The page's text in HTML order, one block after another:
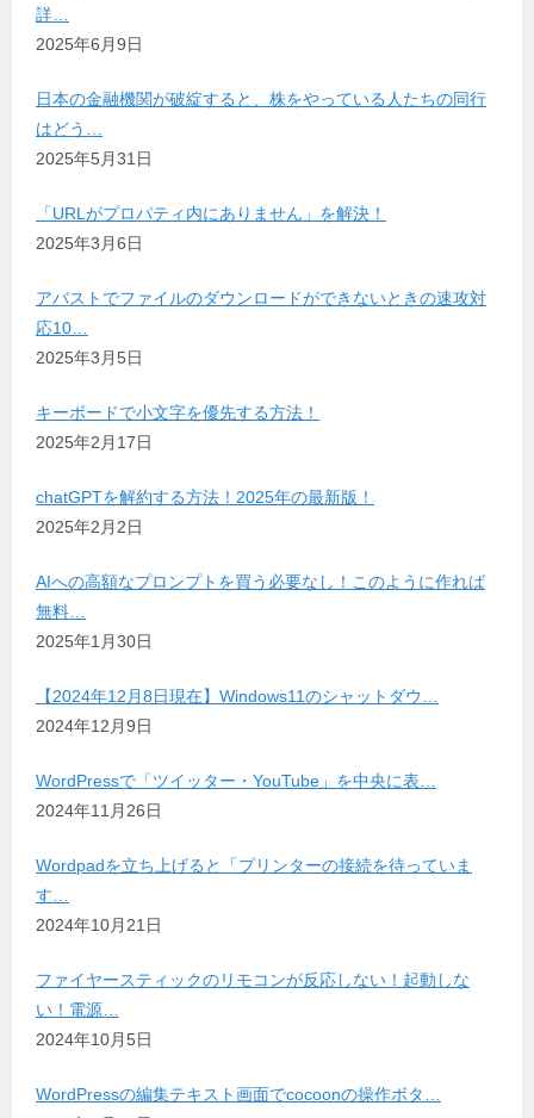
詳…
2025年6月9日
日本の金融機関が破綻すると、株をやっている人たちの同行
はどう…
2025年5月31日
「URLがプロパティ内にありません」を解決！
2025年3月6日
アバストでファイルのダウンロードができないときの速攻対
応10…
2025年3月5日
キーボードで小文字を優先する方法！
2025年2月17日
chatGPTを解約する方法！2025年の最新版！
2025年2月2日
AIへの高額なプロンプトを買う必要なし！このように作れば
無料…
2025年1月30日
【2024年12月8日現在】Windows11のシャットダウ…
2024年12月9日
WordPressで「ツイッター・YouTube」を中央に表…
2024年11月26日
Wordpadを立ち上げると「プリンターの接続を待っていま
す…
2024年10月21日
ファイヤースティックのリモコンが反応しない！起動しな
い！電源…
2024年10月5日
WordPressの編集テキスト画面でcocoonの操作ボタ…